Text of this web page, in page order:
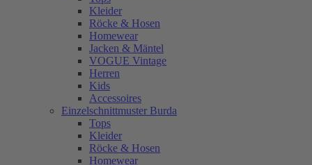
Kleider
Röcke & Hosen
Homewear
Jacken & Mäntel
VOGUE Vintage
Herren
Kids
Accessoires
Einzelschnittmuster Burda
Tops
Kleider
Röcke & Hosen
Homewear